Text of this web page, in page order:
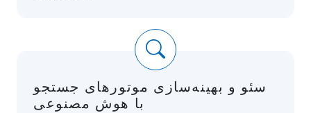
سئو و بهینه‌سازی موتورهای جستجو
با هوش مصنوعی